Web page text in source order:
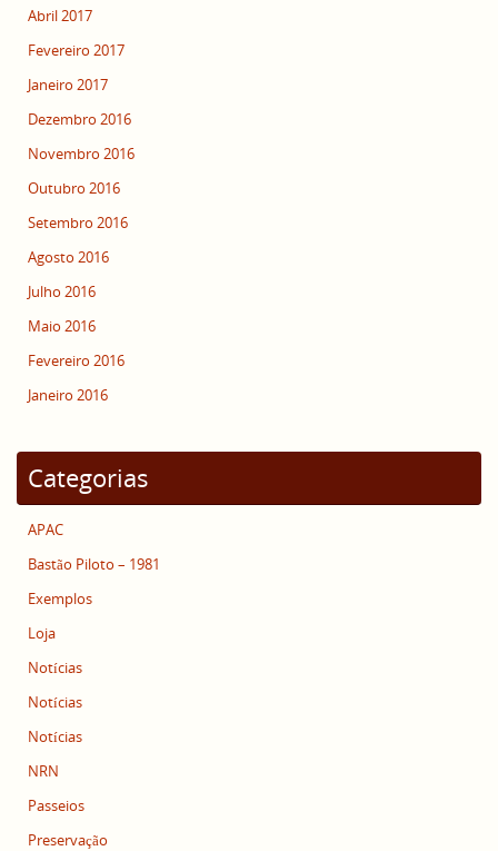
Abril 2017
Fevereiro 2017
Janeiro 2017
Dezembro 2016
Novembro 2016
Outubro 2016
Setembro 2016
Agosto 2016
Julho 2016
Maio 2016
Fevereiro 2016
Janeiro 2016
Categorias
APAC
Bastão Piloto – 1981
Exemplos
Loja
Notícias
Notícias
Notícias
NRN
Passeios
Preservação